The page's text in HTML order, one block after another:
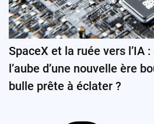
SpaceX et la ruée vers l’IA
l’aube d’une nouvelle ère
bulle prête à éclater ?